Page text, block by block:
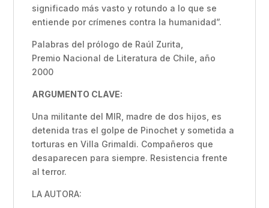
significado más vasto y rotundo a lo que se
entiende por crímenes contra la humanidad”.
Palabras del prólogo de Raúl Zurita,
Premio Nacional de Literatura de Chile, año
2000
ARGUMENTO CLAVE:
Una militante del MIR, madre de dos hijos, es
detenida tras el golpe de Pinochet y sometida a
torturas en Villa Grimaldi. Compañeros que
desaparecen para siempre. Resistencia frente
al terror.
LA AUTORA: